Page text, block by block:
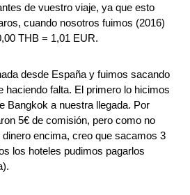
de vuestro viaje, ya que esto
cuando nosotros fuimos (2016)
THB = 1,01 EUR.
desde España y fuimos sacando
haciendo falta. El primero lo hicimos
Bangkok a nuestra llegada. Por
5€ de comisión, pero como no
encima, creo que sacamos 3
los hoteles pudimos pagarlos